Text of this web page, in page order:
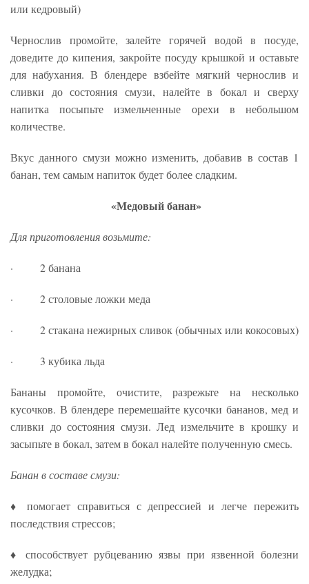
или кедровый)
Чернослив промойте, залейте горячей водой в посуде,
доведите до кипения, закройте посуду крышкой и оставьте
для набухания. В блендере взбейте мягкий чернослив и
сливки до состояния смузи, налейте в бокал и сверху
напитка посыпьте измельченные орехи в небольшом
количестве.
Вкус данного смузи можно изменить, добавив в состав 1
банан, тем самым напиток будет более сладким.
«Медовый банан»
Для приготовления возьмите:
· 2 банана
· 2 столовые ложки меда
· 2 стакана нежирных сливок (обычных или кокосовых)
· 3 кубика льда
Бананы промойте, очистите, разрежьте на несколько
кусочков. В блендере перемешайте кусочки бананов, мед и
сливки до состояния смузи. Лед измельчите в крошку и
засыпьте в бокал, затем в бокал налейте полученную смесь.
Банан в составе смузи:
♦ помогает справиться с депрессией и легче пережить
последствия стрессов;
♦ способствует рубцеванию язвы при язвенной болезни
желудка;